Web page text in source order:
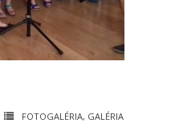
FOTOGALÉRIA, GALÉRIA